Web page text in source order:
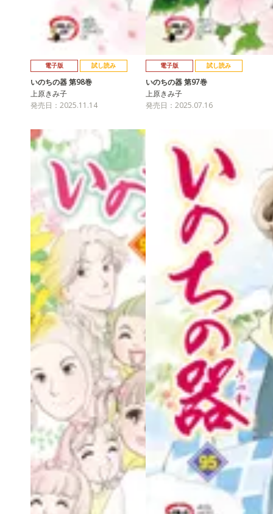
電子版 試し読み
いのちの器 第98巻
上原きみ子
発売日：2025.11.14
電子版 試し読み
いのちの器 第97巻
上原きみ子
発売日：2025.07.16